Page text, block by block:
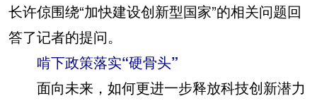
长许倞围绕“加快建设创新型国家”的相关问题回
答了记者的提问。
啃下政策落实“硬骨头”
面向未来，如何更进一步释放科技创新潜力